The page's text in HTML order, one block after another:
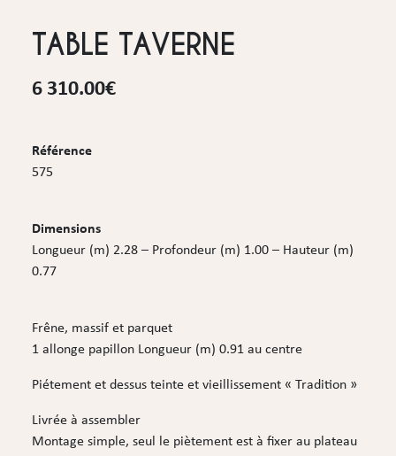
TABLE TAVERNE
6 310.00€
Référence
575
Dimensions
Longueur (m) 2.28 – Profondeur (m) 1.00 – Hauteur (m)
0.77
Frêne, massif et parquet
1 allonge papillon Longueur (m) 0.91 au centre
Piétement et dessus teinte et vieillissement « Tradition »
Livrée à assembler
Montage simple, seul le piètement est à fixer au plateau